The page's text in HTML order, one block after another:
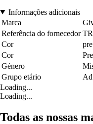
Informações adicionais
Marca
Referência do fornecedor
Cor
Cor
Género
Grupo etário
Loading...
Loading...
Todas as nossas